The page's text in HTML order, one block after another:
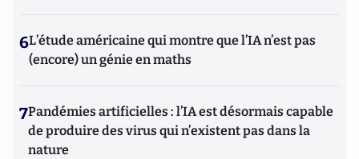
6L’étude américaine qui montre que l’IA n’est pas
(encore) un génie en maths
7Pandémies artificielles : l’IA est désormais capable
de produire des virus qui n’existent pas dans la
nature